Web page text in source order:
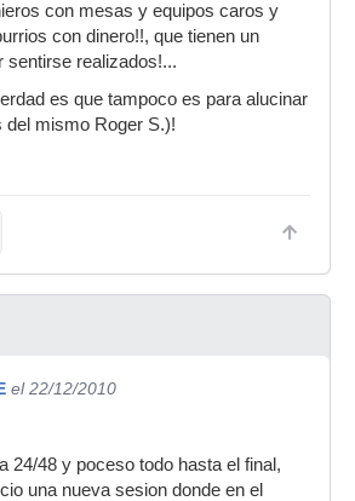
si hubieras ido el verano pasado
que dio roger en aveiro
con mesas y equipos caros y
con dinero!!, que tienen un
sentirse realizados!...
es que tampoco es para alucinar
del mismo Roger S.)!
el 22/12/2010
24/48 y poceso todo hasta el final,
una nueva sesion donde en el